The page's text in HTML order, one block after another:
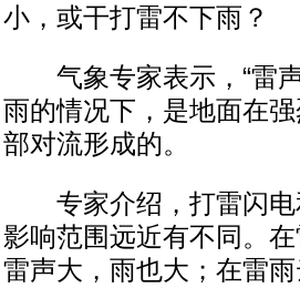
小，或干打雷不下雨？
气象专家表示，“雷声
雨的情况下，是地面在
部对流形成的。
专家介绍，打雷闪电
影响范围远近有不同。
雷声大，雨也大；在雷